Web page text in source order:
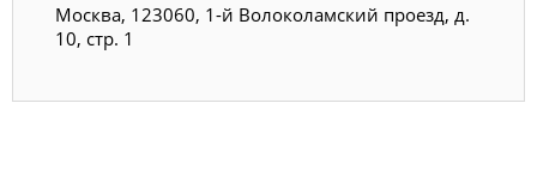
Москва, 123060, 1-й Волоколамский проезд, д.
10, стр. 1